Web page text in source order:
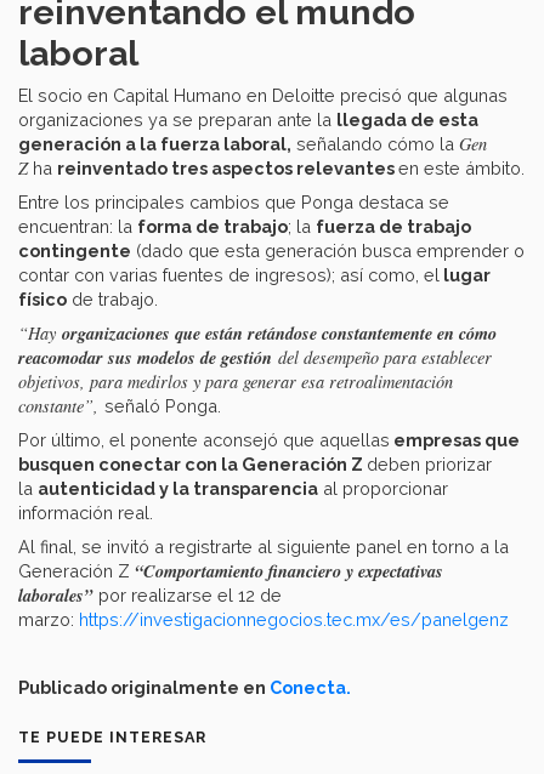
TE PUEDE INTERESAR
reinventando el mundo
laboral
El socio en Capital Humano en Deloitte precisó que algunas
organizaciones ya se preparan ante la llegada de esta
generación a la fuerza laboral, señalando cómo la Gen
Zha reinventado tres aspectos relevantesen este ámbito.
Entre los principales cambios que Ponga destaca se
encuentran: la forma de trabajo; la fuerza de trabajo
contingente (dado que esta generación busca emprender o
contar con varias fuentes de ingresos); así como, el lugar
físico de trabajo.
“Hay organizaciones que están retándose constantemente en cómo
reacomodar sus modelos de gestión del desempeño para establecer
objetivos, para medirlos y para generar esa retroalimentación
constante”, señaló Ponga.
Por último, el ponente aconsejó que aquellas empresas que
busquen conectar con la Generación Z deben priorizar
la autenticidad y la transparencia al proporcionar
información real.
Al final, se invitó a registrarte al siguiente panel en torno a la
Generación Z “Comportamiento financiero y expectativas
laborales” por realizarse el 12 de
marzo: https://investigacionnegocios.tec.mx/es/panelgenz
Publicado originalmente en Conecta.